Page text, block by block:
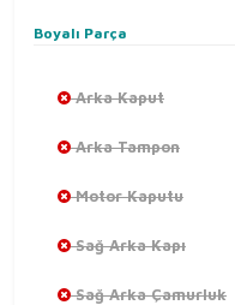
Boyalı Parça
Arka Kaput
Arka Tampon
Motor Kaputu
Sağ Arka Kapı
Sağ Arka Çamurluk